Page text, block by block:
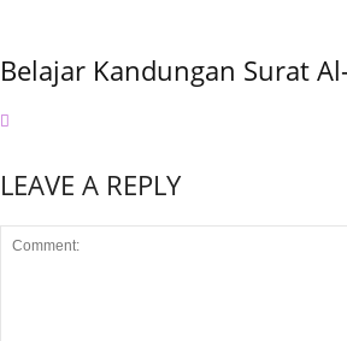
Belajar Kandungan Surat
LEAVE A REPLY